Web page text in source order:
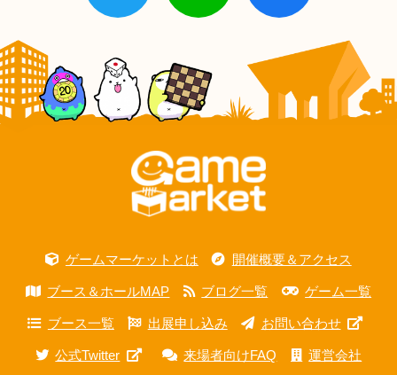
ゲームマーケットとは 開催概要＆アクセス
ブース＆ホールMAP ブログ一覧 ゲーム一覧
ブース一覧 出展申し込み お問い合わせ
公式Twitter 来場者向けFAQ 運営会社